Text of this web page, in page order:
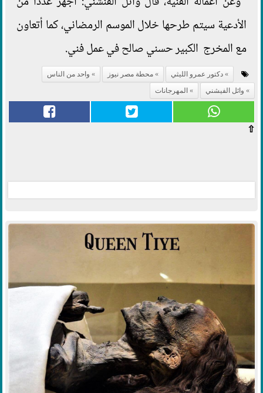
الأدعية سيتم طرحها خلال الموسم الرمضاني، كما أتعاون
مع المخرج الكبير حسني صالح في عمل فني.
دكتور عمرو الليثي محطة مصر نيوز
واحد من الناس
وائل الفيشني
المهرجانات
⇧